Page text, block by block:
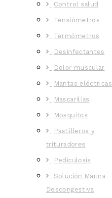
Control salud
Tensiómetros
Termómetros
Desinfectantes
Dolor muscular
Mantas eléctricas
Mascarillas
Mosquitos
Pastilleros y
trituradores
Pediculosis
Solución Marina
Descongestiva